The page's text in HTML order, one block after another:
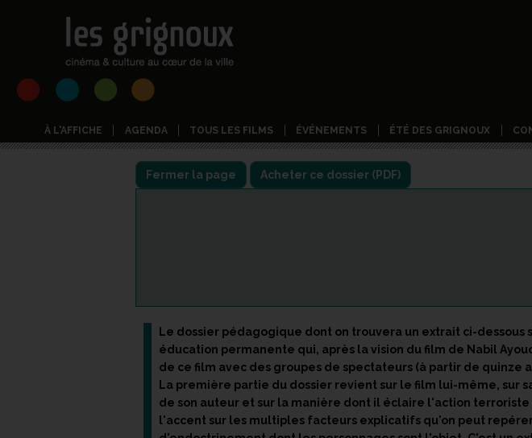
À L'AFFICHE AGENDA TOUS LES FILMS ÉVÉNEMENTS ÉTÉ DES GRIGNOUX
Fermer la page
Le dossier pédagogique dont on trouvera un extrait ci-
éducation permanente qui, après la vision du film de Nabil
de ce film avec des groupes de spectateurs (à partir de quinze
La première partie du dossier revient sur le film lui-même, sur
de son auteur et sur la manière dont il éclaire l'action
l'accent sur les multiples facteurs explicatifs qu'on peut